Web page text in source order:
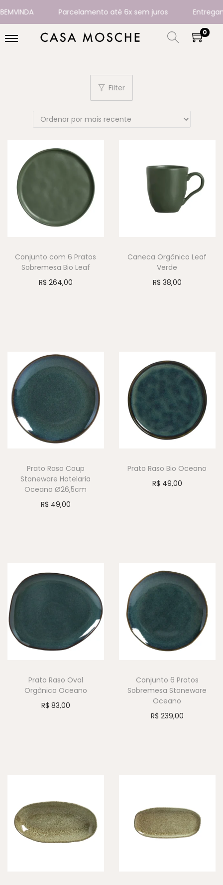
Parcelamento até 6x sem juros Entregamos
0
Filter
Conjunto com 6 Pratos
Sobremesa Bio Leaf
R$ 264,00
Caneca Orgânico Leaf
Verde
R$ 38,00
Prato Raso Coup
Stoneware Hotelaria
Oceano Ø26,5cm
R$ 49,00
Prato Raso Bio Oceano
R$ 49,00
Prato Raso Oval
Orgânico Oceano
R$ 83,00
Conjunto 6 Pratos
Sobremesa Stoneware
Oceano
R$ 239,00